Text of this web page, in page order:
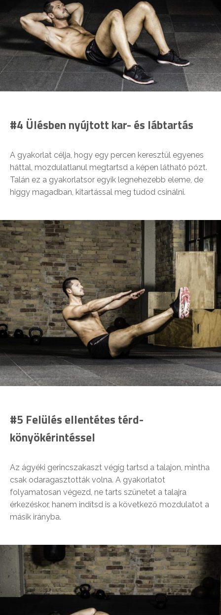
#4 Ülésben nyújtott kar- és lábtartás
A gyakorlat célja, hogy egy percen keresztül egyenes
háttal, mozdulatlanul megtartsd a képen látható pózt.
Talán ez a gyakorlatsor egyik legnehezebb eleme, de
higgy magadban, kitartással meg tudod csinálni.
#5 Felülés ellentétes térd-
könyökérintéssel
Az ágyéki gerincszakaszt végig tartsd a talajon, mintha
csak odaragasztották volna. A gyakorlatot
folyamatosan végezd, ne tarts szünetet a talajra
érkezéskor, hanem indítsd is a következő mozdulatot a
másik irányba.